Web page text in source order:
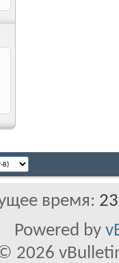
время:
Powered by
2026